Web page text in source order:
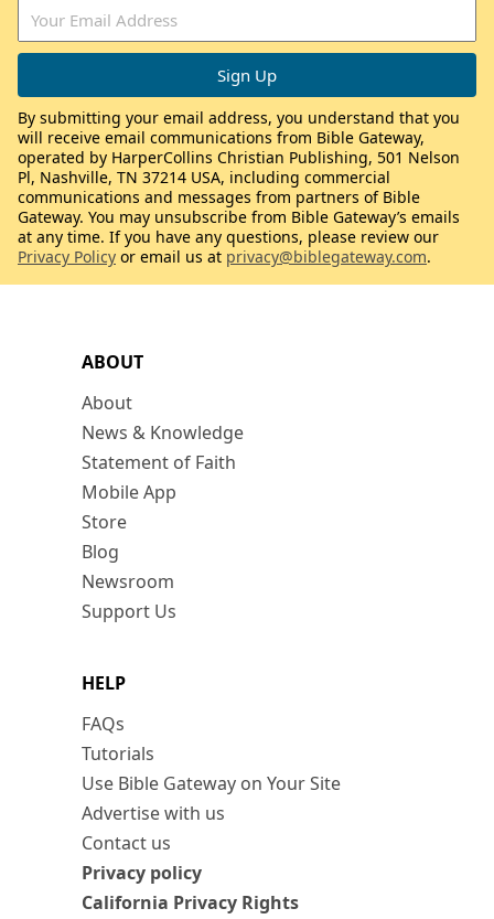
ABOUT
About
News & Knowledge
Statement of Faith
Mobile App
Store
Blog
Newsroom
Support Us
HELP
FAQs
Tutorials
Use Bible Gateway on Your Site
Advertise with us
Contact us
Privacy policy
California Privacy Rights
By submitting your email address, you understand that you
will receive email communications from Bible Gateway,
operated by HarperCollins Christian Publishing, 501 Nelson
Pl, Nashville, TN 37214 USA, including commercial
communications and messages from partners of Bible
Gateway. You may unsubscribe from Bible Gateway’s emails
at any time. If you have any questions, please review our
Privacy Policy or email us at privacy@biblegateway.com.